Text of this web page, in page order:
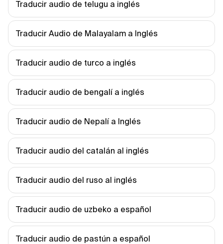
Traducir audio de telugu a inglés
Traducir Audio de Malayalam a Inglés
Traducir audio de turco a inglés
Traducir audio de bengalí a inglés
Traducir audio de Nepalí a Inglés
Traducir audio del catalán al inglés
Traducir audio del ruso al inglés
Traducir audio de uzbeko a español
Traducir audio de pastún a español